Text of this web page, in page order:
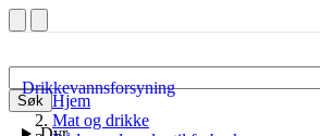
Søk
Drikkevannsforsyning
Hjem
Mat og drikke